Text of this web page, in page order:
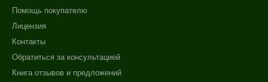
Помощь покупателю
Лицензия
Контакты
Обратиться за консультацией
Книга отзывов и предложений